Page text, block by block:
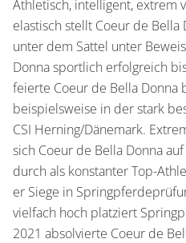
Athletisch, intelligent, extrem
elastisch stellt Coeur de
unter dem Sattel unter
Donna sportlich erfolgreich
feierte Coeur de Bella Donna
beispielsweise in der stark
CSI Herning/Dänemark.
sich Coeur de Bella Donna
durch als konstanter Top-
er Siege in
vielfach hoch platziert
2021 absolvierte Coeur de